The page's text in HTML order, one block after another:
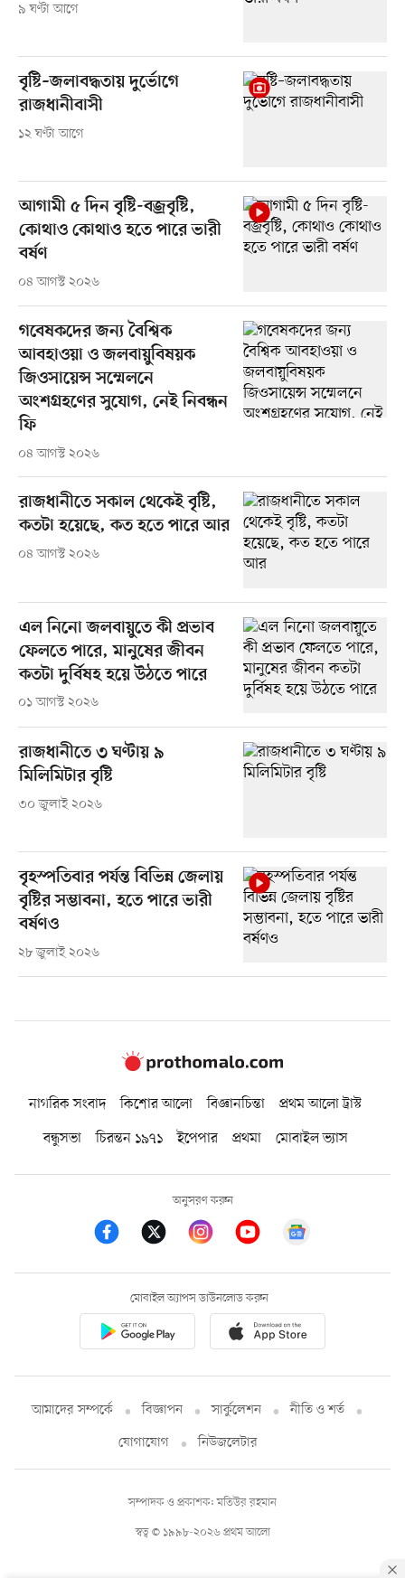
৯ ঘণ্টা আগে
বৃষ্টি–জলাবদ্ধতায় দুর্ভোগে
রাজধানীবাসী
১২ ঘণ্টা আগে
আগামী ৫ দিন বৃষ্টি-বজ্রবৃষ্টি,
কোথাও কোথাও হতে পারে ভারী
বর্ষণ
০৪ আগস্ট ২০২৬
গবেষকদের জন্য বৈশ্বিক
আবহাওয়া ও জলবায়ুবিষয়ক
জিওসায়েন্স সম্মেলনে
অংশগ্রহণের সুযোগ, নেই নিবন্ধন
ফি
০৪ আগস্ট ২০২৬
রাজধানীতে সকাল থেকেই বৃষ্টি,
কতটা হয়েছে, কত হতে পারে আর
০৪ আগস্ট ২০২৬
এল নিনো জলবায়ুতে কী প্রভাব
ফেলতে পারে, মানুষের জীবন
কতটা দুর্বিষহ হয়ে উঠতে পারে
০১ আগস্ট ২০২৬
রাজধানীতে ৩ ঘণ্টায় ৯
মিলিমিটার বৃষ্টি
৩০ জুলাই ২০২৬
বৃহস্পতিবার পর্যন্ত বিভিন্ন জেলায়
বৃষ্টির সম্ভাবনা, হতে পারে ভারী
বর্ষণও
২৮ জুলাই ২০২৬
নাগরিক সংবাদ কিশোর আলো বিজ্ঞানচিন্তা
প্রথম আলো ট্রাস্ট
বন্ধুসভা
চিরন্তন ১৯৭১ ইপেপার প্রথমা মোবাইল ভ্যাস
অনুসরণ করুন
মোবাইল অ্যাপস ডাউনলোড করুন
আমাদের সম্পর্কে বিজ্ঞাপন সার্কুলেশন
নীতি ও শর্ত
যোগাযোগ
নিউজলেটার
স্বত্ব © ১৯৯৮-২০২৬ প্রথম আলো
সম্পাদক ও প্রকাশক: মতিউর রহমান